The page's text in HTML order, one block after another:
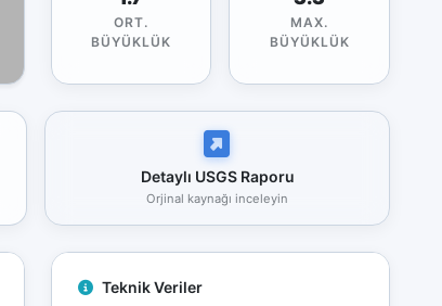
ORT.
BÜYÜKLÜK
MAX.
BÜYÜKLÜK
Detaylı USGS Raporu
Orjinal kaynağı inceleyin
Teknik Veriler